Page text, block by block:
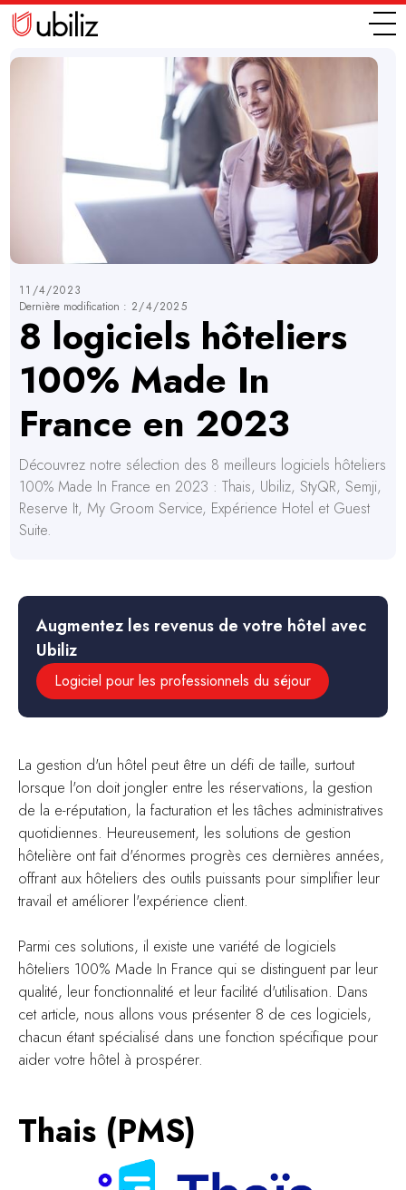
11/4/2023
Dernière modification : 2/4/2025
8 logiciels hôteliers
100% Made In
France en 2023
Découvrez notre sélection des 8 meilleurs logiciels hôteliers
100% Made In France en 2023 : Thais, Ubiliz, StyQR, Semji,
Reserve It, My Groom Service, Expérience Hotel et Guest
Suite.
Augmentez les revenus de votre hôtel avec
Ubiliz
Logiciel pour les professionnels du séjour
La gestion d'un hôtel peut être un défi de taille, surtout
lorsque l'on doit jongler entre les réservations, la gestion
de la e-réputation, la facturation et les tâches administratives
quotidiennes. Heureusement, les solutions de gestion
hôtelière ont fait d'énormes progrès ces dernières années,
offrant aux hôteliers des outils puissants pour simplifier leur
travail et améliorer l'expérience client.
Parmi ces solutions, il existe une variété de logiciels
hôteliers 100% Made In France qui se distinguent par leur
qualité, leur fonctionnalité et leur facilité d'utilisation. Dans
cet article, nous allons vous présenter 8 de ces logiciels,
chacun étant spécialisé dans une fonction spécifique pour
aider votre hôtel à prospérer.
Thais (PMS)